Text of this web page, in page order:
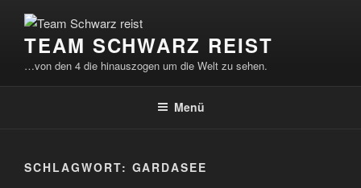
Inhalt
springenTEAM SCHWARZ REIST
…von den 4 die hinauszogen um die Welt zu sehen.
Menü
SCHLAGWORT: GARDASEE